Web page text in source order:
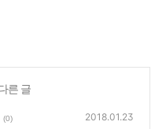
른 글
(0) 2018.01.23